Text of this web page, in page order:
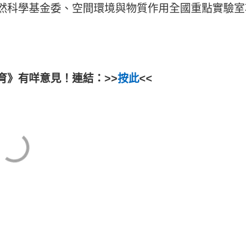
學基金委、空間環境與物質作用全國重點實驗
》有咩意見！連結：>>按此<<